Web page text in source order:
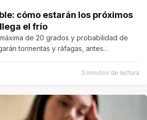
cómo estarán los próximos
el frío
de 20 grados y probabilidad de
tormentas y ráfagas, antes…
3 minutos de lectura